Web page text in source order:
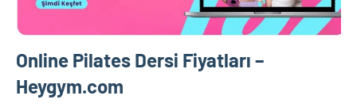
Online Pilates Dersi Fiyatları –
Heygym.com